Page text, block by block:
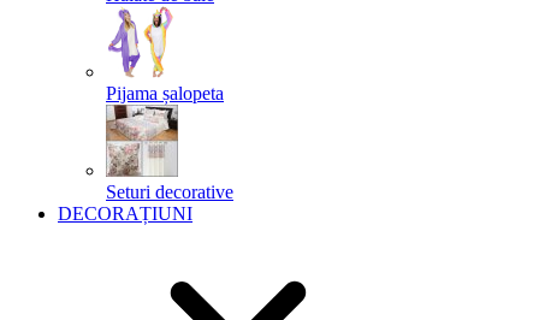
Pijama șalopeta
Seturi decorative
DECORAȚIUNI